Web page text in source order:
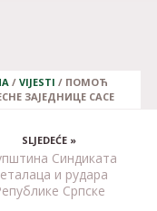
/VIJESTI / ПОМОЋ
ЗАЈЕДНИЦЕ САСЕ
SLJEDEĆE »
Синдиката
и рудара
Српске